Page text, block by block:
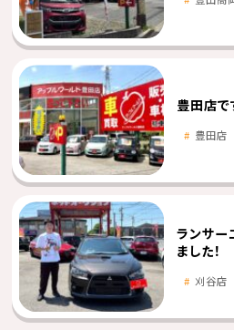
豊田店
豊田店
ランサー
ました！
刈谷店